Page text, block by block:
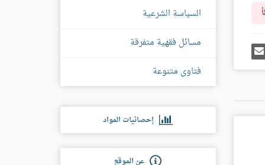
إرسل
إيميل
السياسة الشرعية
مسائل فقهية متفرقة
فتاوى متنوعة
إحصائيات المواد
عن الموقع